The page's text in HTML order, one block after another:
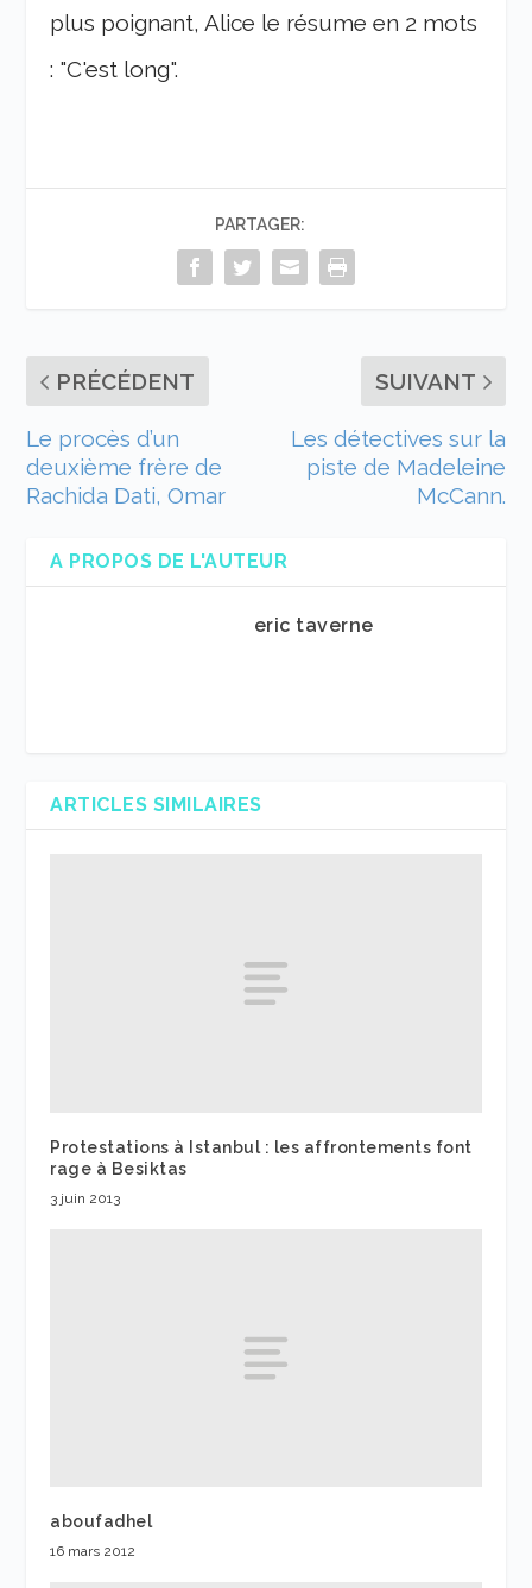
plus poignant, Alice le résume en 2 mots
: "C'est long".
PARTAGER:
PRÉCÉDENT
Le procès d’un
deuxième frère de
Rachida Dati, Omar
SUIVANT
Les détectives sur la
piste de Madeleine
McCann.
A PROPOS DE L'AUTEUR
eric taverne
ARTICLES SIMILAIRES
Protestations à Istanbul : les affrontements font
rage à Besiktas
3 juin 2013
aboufadhel
16 mars 2012